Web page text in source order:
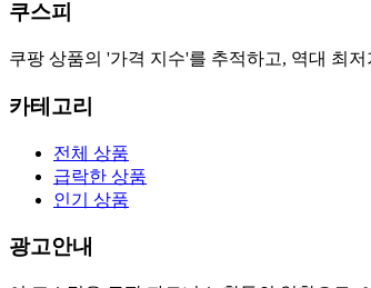
쿠스피
쿠팡 상품의 '가격 지수'를 추적하고, 역대 최
카테고리
전체 상품
급락한 상품
인기 상품
광고안내